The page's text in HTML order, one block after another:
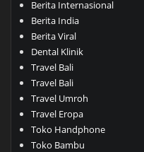
Berita Internasional
Berita India
Berita Viral
Dental Klinik
Travel Bali
Travel Bali
Travel Umroh
Travel Eropa
Toko Handphone
Toko Bambu